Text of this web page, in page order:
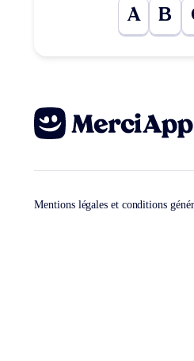
A B
Mentions légales et conditions